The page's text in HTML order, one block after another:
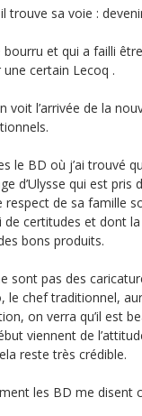
trouve sa voie :
et qui a failli
certain Lecoq .
l’arrivée de la
le BD où j’ai trouvé
d’Ulysse qui est
respect de sa famille
de certitudes et dont
bons produits.
sont pas des
le chef traditionnel,
on verra qu’il est
viennent de
reste très crédible.
les BD me disent